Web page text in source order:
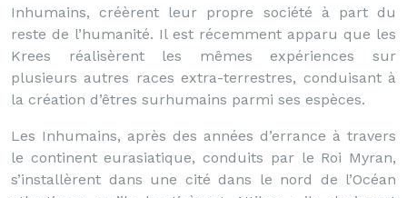
Inhumains, créèrent leur propre société à part du
reste de l’humanité. Il est récemment apparu que les
Krees réalisèrent les mêmes expériences sur
plusieurs autres races extra-terrestres, conduisant à
la création d’êtres surhumains parmi ses espèces.
Les Inhumains, après des années d’errance à travers
le continent eurasiatique, conduits par le Roi Myran,
s’installèrent dans une cité dans le nord de l’Océan